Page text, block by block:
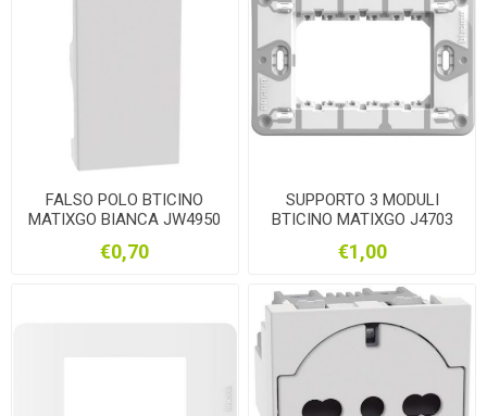
FALSO POLO BTICINO
MATIXGO BIANCA JW4950
€0,70
SUPPORTO 3 MODULI
BTICINO MATIXGO J4703
€1,00